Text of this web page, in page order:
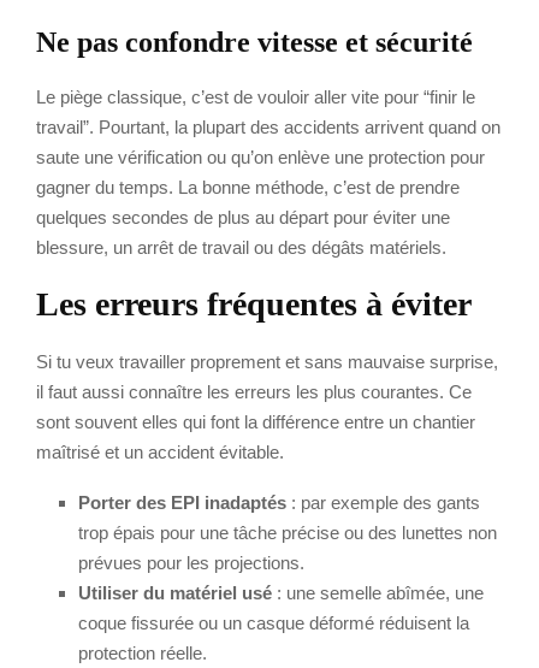
Ne pas confondre vitesse et sécurité
Le piège classique, c’est de vouloir aller vite pour “finir le
travail”. Pourtant, la plupart des accidents arrivent quand on
saute une vérification ou qu’on enlève une protection pour
gagner du temps. La bonne méthode, c’est de prendre
quelques secondes de plus au départ pour éviter une
blessure, un arrêt de travail ou des dégâts matériels.
Les erreurs fréquentes à éviter
Si tu veux travailler proprement et sans mauvaise surprise,
il faut aussi connaître les erreurs les plus courantes. Ce
sont souvent elles qui font la différence entre un chantier
maîtrisé et un accident évitable.
Porter des EPI inadaptés : par exemple des gants
trop épais pour une tâche précise ou des lunettes non
prévues pour les projections.
Utiliser du matériel usé : une semelle abîmée, une
coque fissurée ou un casque déformé réduisent la
protection réelle.